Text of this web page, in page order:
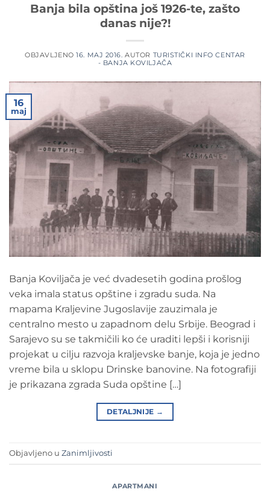
Banja bila opština još 1926-te, zašto
danas nije?!
OBJAVLJENO16. MAJ 2016. AUTOR TURISTIČKI INFO CENTAR
- BANJA KOVILJAČA
16
maj
Banja Koviljača je već dvadesetih godina prošlog
veka imala status opštine i zgradu suda. Na
mapama Kraljevine Jugoslavije zauzimala je
centralno mesto u zapadnom delu Srbije. Beograd i
Sarajevo su se takmičili ko će uraditi lepši i korisniji
projekat u cilju razvoja kraljevske banje, koja je jedno
vreme bila u sklopu Drinske banovine. Na fotografiji
je prikazana zgrada Suda opštine […]
DETALJNIJE →
Objavljeno u Zanimljivosti
APARTMANI